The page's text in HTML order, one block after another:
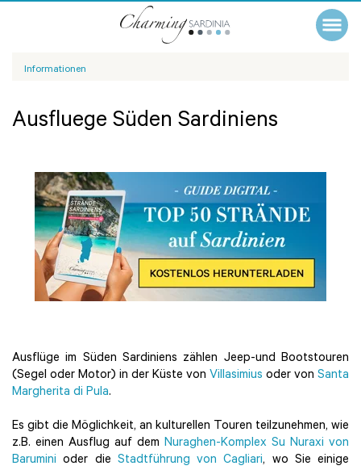
Informationen
Ausfluege Süden Sardiniens
Ausflüge im Süden Sardiniens zählen Jeep-und Bootstouren
(Segel oder Motor) in der Küste von Villasimius oder von Santa
Margherita di Pula.
Es gibt die Möglichkeit, an kulturellen Touren teilzunehmen, wie
z.B. einen Ausflug auf dem Nuraghen-Komplex Su Nuraxi von
Barumini oder die Stadtführung von Cagliari, wo Sie einige